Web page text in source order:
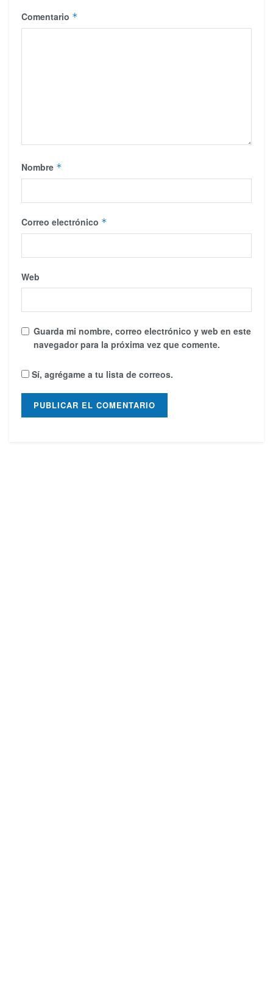
Comentario *
Nombre *
Correo electrónico *
Web
Guarda mi nombre, correo electrónico y web en este
navegador para la próxima vez que comente.
Sí, agrégame a tu lista de correos.